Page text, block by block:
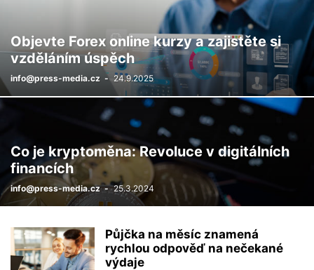
Objevte Forex online kurzy a zajistěte si
vzděláním úspěch
info@press-media.cz - 24.9.2025
Co je kryptoměna: Revoluce v digitálních
financích
info@press-media.cz - 25.3.2024
Půjčka na měsíc znamená
rychlou odpověď na nečekané
výdaje